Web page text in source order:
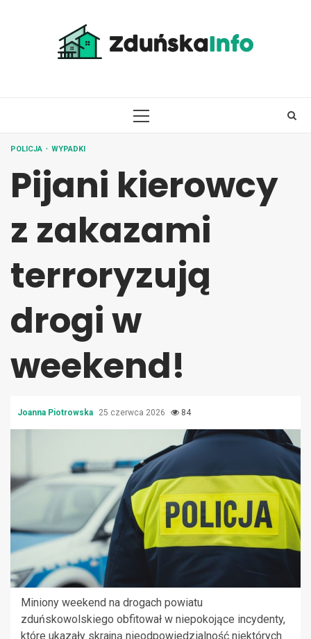
PRIMARY
POLICJA WYPADKI
Pijani kierowcy
z zakazami
terroryzują
drogi w
weekend!
Joanna Piotrowska 25 czerwca 2026 84
Miniony weekend na drogach powiatu
zduńskowolskiego obfitował w niepokojące incydenty,
które ukazały skrajną nieodpowiedzialność niektórych